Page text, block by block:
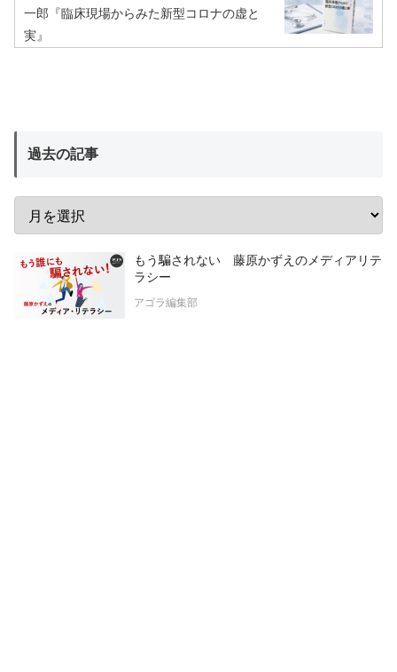
一郎『臨床現場からみた新型コロナの虚と
実』
過去の記事
もう騙されない 藤原かずえのメディアリテ
ラシー
アゴラ編集部